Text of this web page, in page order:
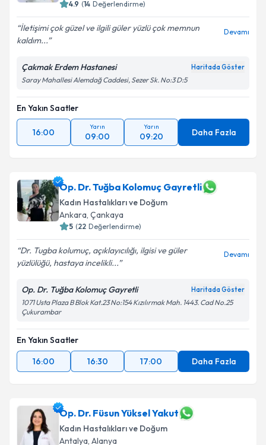
4.9 (14 Değerlendirme)
İletişimi çok güzel ve ilgili güler yüzlü çok memnun
kaldım...
Devamı
Çakmak Erdem Hastanesi Haritada Göster
Saray Mahallesi Alemdağ Caddesi, Sezer Sk. No:3 D:5
En Yakın Saatler
16:00
Yarın
09:00
Yarın
09:20 Daha Fazla
Op. Dr. Tuğba Kolomuç Gayretli
Kadın Hastalıkları ve Doğum
Ankara, Çankaya
5 (22 Değerlendirme)
Dr. Tugba kolumuç, açıklayıcılığı, ilgisi ve güler
yüzlülüğü, hastaya incelikli...
Devamı
Op. Dr. Tuğba Kolomuç Gayretli Haritada Göster
1071 Usta Plaza B Blok Kat.23 No:154 Kızılırmak Mah. 1443. Cad No.25
Çukurambar
En Yakın Saatler
16:00
16:30 17:00 Daha Fazla
Op. Dr. Füsun Yüksel Yakut
Kadın Hastalıkları ve Doğum
Antalya, Alanya